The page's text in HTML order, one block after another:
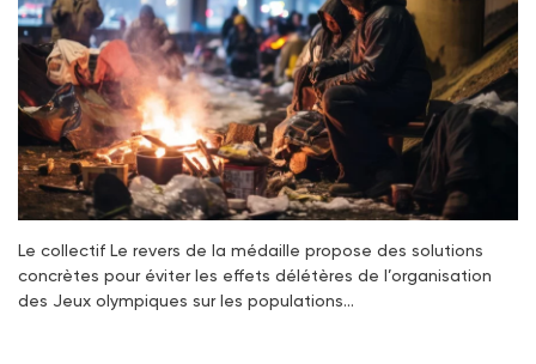
Le collectif Le revers de la médaille propose des solutions
concrètes pour éviter les effets délétères de l’organisation
des Jeux olympiques sur les populations…